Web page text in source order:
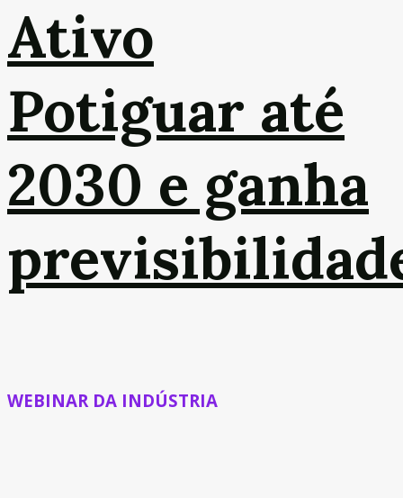
Ativo
Potiguar até
2030 e ganha
WEBINAR DA INDÚSTRIA